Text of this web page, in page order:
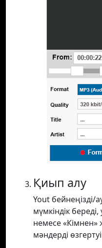
Қиып алу
Yout
мүмкіндік
немесе «Кімнен»
мәндерді